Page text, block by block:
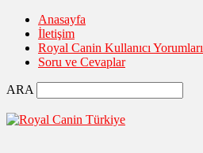
Anasayfa
İletişim
Royal Canin Kullanıcı Yorumları
Soru ve Cevaplar
ARA